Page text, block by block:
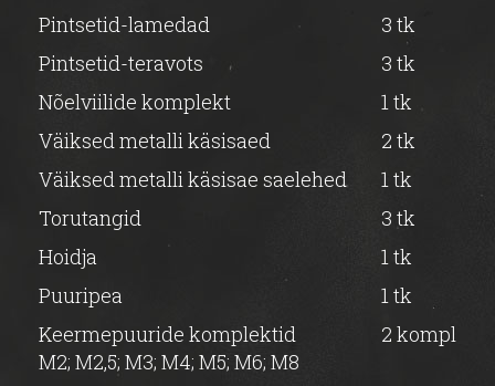
Pintsetid-lamedad
3 tk
Pintsetid-teravots
3 tk
Nõelviilide komplekt
1 tk
Väiksed metalli käsisaed
2 tk
Väiksed metalli käsisae saelehed
1 tk
Torutangid
3 tk
Hoidja
1 tk
Puuripea
1 tk
Keermepuuride komplektid
M2; M2,5; M3; M4; M5; M6; M8
2 kompl